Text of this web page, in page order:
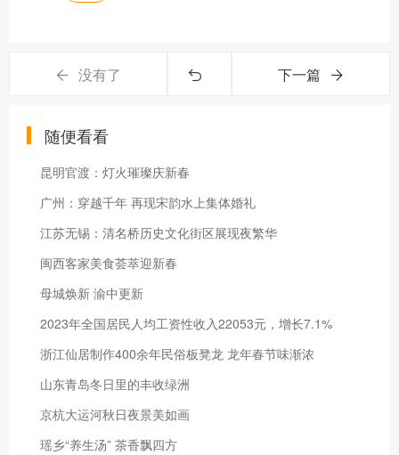
没有了 下一篇
随便看看
昆明官渡：灯火璀璨庆新春
广州：穿越千年 再现宋韵水上集体婚礼
江苏无锡：清名桥历史文化街区展现夜繁华
闽西客家美食荟萃迎新春
母城焕新 渝中更新
2023年全国居民人均工资性收入22053元，增长7.1%
浙江仙居制作400余年民俗板凳龙 龙年春节味渐浓
山东青岛冬日里的丰收绿洲
京杭大运河秋日夜景美如画
瑶乡“养生汤” 茶香飘四方